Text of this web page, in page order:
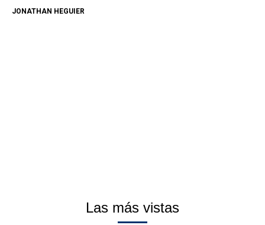
JONATHAN HEGUIER
Las más vistas